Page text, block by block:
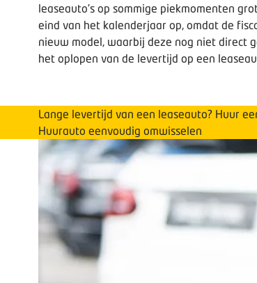
leaseauto’s op sommige piekmomenten
eind van het kalenderjaar op, omdat de
nieuw model, waarbij deze nog niet direct
het oplopen van de levertijd op een
Lange levertijd van een leaseauto? Huur
Huurauto eenvoudig omwisselen